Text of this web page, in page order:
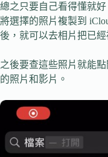
總之只要自己看得懂就
將選擇的照片複製到
後，就可以去相片把已經
之後要查這些照片就能
的照片和影片。